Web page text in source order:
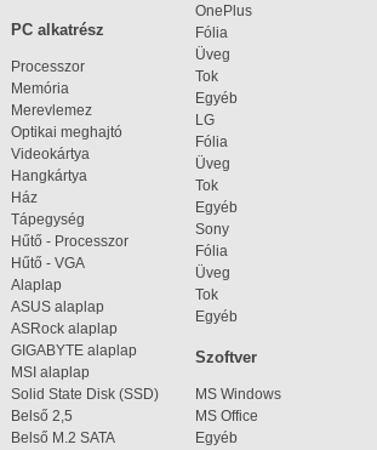
OnePlus
Fólia
Üveg
Tok
Egyéb
LG
Fólia
Üveg
Tok
Egyéb
Sony
Fólia
Üveg
Tok
Egyéb
PC alkatrész
Processzor
Memória
Merevlemez
Optikai meghajtó
Videokártya
Hangkártya
Ház
Tápegység
Hűtő - Processzor
Hűtő - VGA
Alaplap
ASUS alaplap
ASRock alaplap
GIGABYTE alaplap
MSI alaplap
Solid State Disk (SSD)
Belső 2,5
Belső M.2 SATA
Szoftver
MS Windows
MS Office
Egyéb